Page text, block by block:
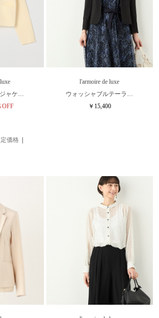
ャケ…
OFF
定価格 |
l'armoire de luxe
ウォッシャブルテーラ…
￥15,400